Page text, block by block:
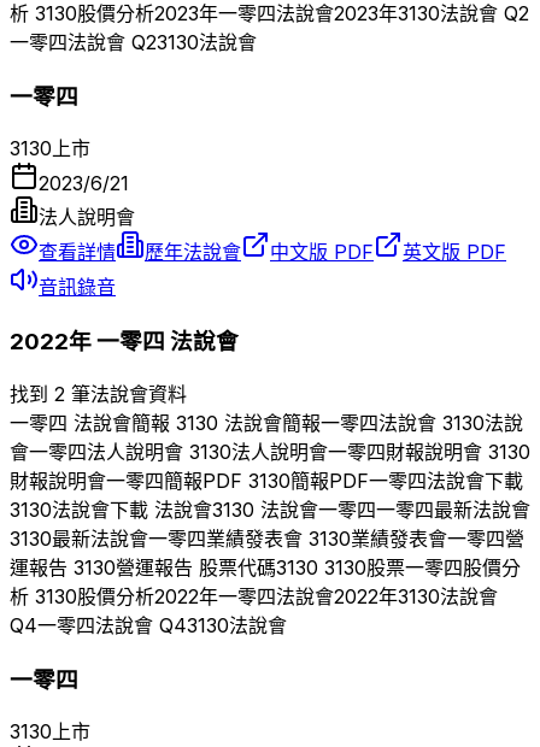
析 3130股價分析2023年一零四法說會2023年3130法說會 Q2
一零四法說會 Q23130法說會
一零四
3130上市
2023/6/21
法人說明會
查看詳情
歷年法說會 中文版 PDF
英文版 PDF
音訊錄音
2022年一零四 法說會
找到 2 筆法說會資料
一零四 法說會簡報 3130 法說會簡報一零四法說會 3130法說
會一零四法人說明會 3130法人說明會一零四財報說明會 3130
財報說明會一零四簡報PDF 3130簡報PDF一零四法說會下載
3130法說會下載 法說會3130 法說會一零四一零四最新法說會
3130最新法說會一零四業績發表會 3130業績發表會一零四營
運報告 3130營運報告 股票代碼3130 3130股票一零四股價分
析 3130股價分析2022年一零四法說會2022年3130法說會
Q4一零四法說會 Q43130法說會
一零四
3130上市